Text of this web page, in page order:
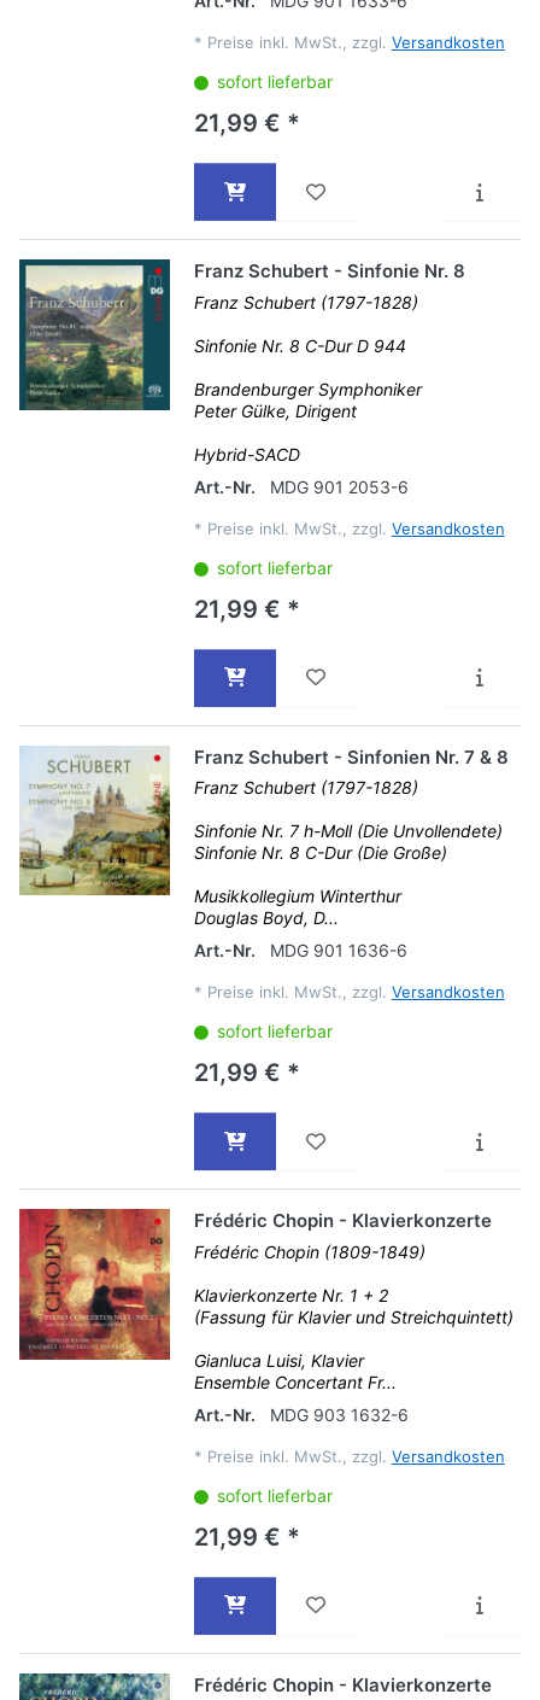
* Preise inkl. MwSt., zzgl. Versandkosten
sofort lieferbar
21,99 € *
Franz Schubert - Sinfonie Nr. 8
Franz Schubert (1797-1828)
Sinfonie Nr. 8 C-Dur D 944
Brandenburger Symphoniker
Peter Gülke, Dirigent
Hybrid-SACD
Art.-Nr.
MDG 901 2053-6
* Preise inkl. MwSt., zzgl. Versandkosten
sofort lieferbar
21,99 € *
Franz Schubert - Sinfonien Nr. 7 & 8
Franz Schubert (1797-1828)
Sinfonie Nr. 7 h-Moll (Die Unvollendete)
Sinfonie Nr. 8 C-Dur (Die Große)
Musikkollegium Winterthur
Douglas Boyd, D...
Art.-Nr.
MDG 901 1636-6
* Preise inkl. MwSt., zzgl. Versandkosten
sofort lieferbar
21,99 € *
Frédéric Chopin - Klavierkonzerte
Frédéric Chopin (1809-1849)
Klavierkonzerte Nr. 1 + 2
(Fassung für Klavier und Streichquintett)
Gianluca Luisi, Klavier
Ensemble Concertant Fr...
Art.-Nr.
MDG 903 1632-6
* Preise inkl. MwSt., zzgl. Versandkosten
sofort lieferbar
21,99 € *
Frédéric Chopin - Klavierkonzerte